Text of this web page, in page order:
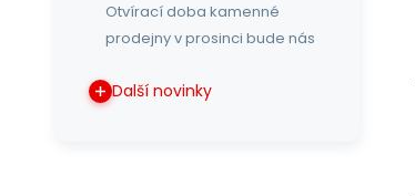
Otvírací doba kamenné
prodejny v prosinci bude nás
Další novinky